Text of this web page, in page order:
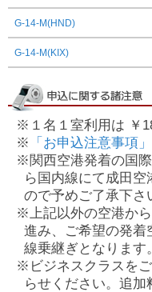
G-14-M(HND)
G-14-M(KIX)
※１名１室利用は ￥
※ 「お申込注意事項」
※関西空港発着の国
ら国内線にて成田
ので予めご了承下さ
※上記以外の空港か
進み、ご希望の発
線乗継ぎとなりま
※ビジネスクラスをご
らせください。追加